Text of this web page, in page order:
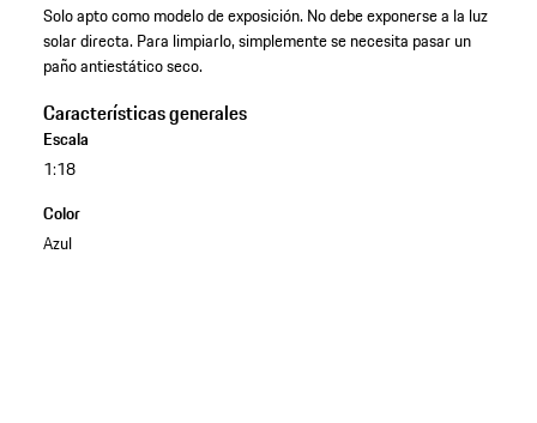
Solo apto como modelo de exposición. No debe exponerse a la luz
solar directa. Para limpiarlo, simplemente se necesita pasar un
paño antiestático seco.
Características generales
Escala
1:18
Color
Azul